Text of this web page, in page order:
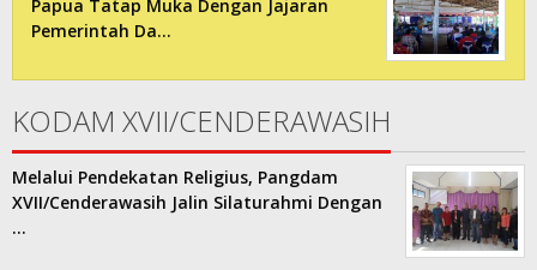
Papua Tatap Muka Dengan Jajaran
Pemerintah Da…
KODAM XVII/CENDERAWASIH
Melalui Pendekatan Religius, Pangdam
XVII/Cenderawasih Jalin Silaturahmi Dengan
…